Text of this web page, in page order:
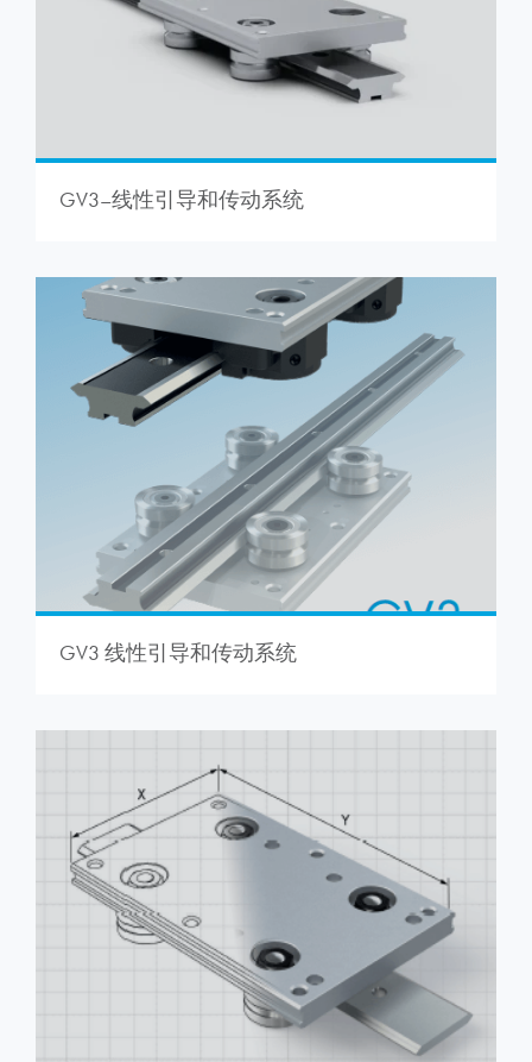
GV3–线性引导和传动系统
GV3 线性引导和传动系统